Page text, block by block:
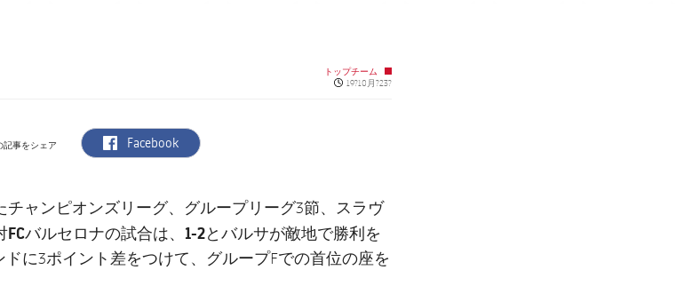
トップチーム
Published news
19?10月?23?
記事をシェア label.aria.facebook
Facebook
チャンピオンズリーグ、グループリーグ3節、
スラヴ
FCバルセロナの試合は、 1-2とバルサが敵地で勝利を
に3ポイント差をつけて、グループFでの首位の座を